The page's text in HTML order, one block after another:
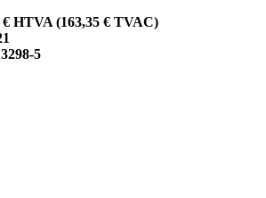
€ HTVA (163,35 € TVAC)
5